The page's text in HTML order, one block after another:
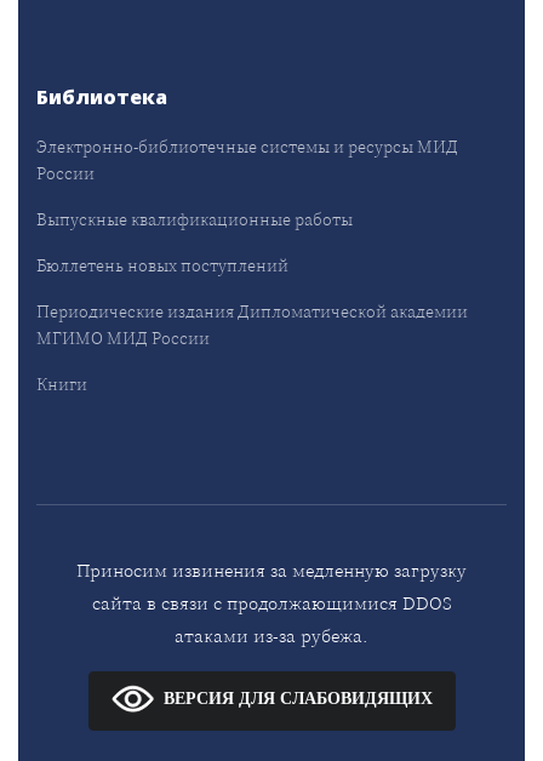
Библиотека
Электронно-библиотечные системы и ресурсы МИД
России
Выпускные квалификационные работы
Бюллетень новых поступлений
Периодические издания Дипломатической академии
МГИМО МИД России
Книги
Приносим извинения за медленную загрузку
сайта в связи с продолжающимися DDOS
атаками из-за рубежа.
ВЕРСИЯ ДЛЯ СЛАБОВИДЯЩИХ